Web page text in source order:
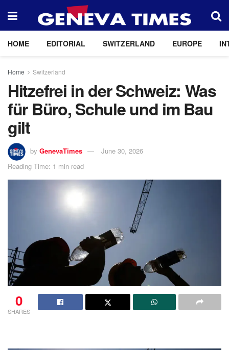
HOME EDITORIAL SWITZERLAND EUROPE
Home Switzerland
Hitzefrei in der Schweiz: Was
für Büro, Schule und im Bau
gilt
by GenevaTimes
June 30, 2026
Reading Time: 1 min read
0
SHARES